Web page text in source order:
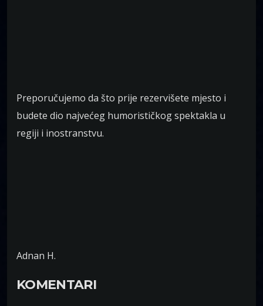
Preporučujemo da što prije rezervišete mjesto i
budete dio najvećeg humorističkog spektakla u
regiji i inostranstvu.
Adnan H.
KOMENTARI